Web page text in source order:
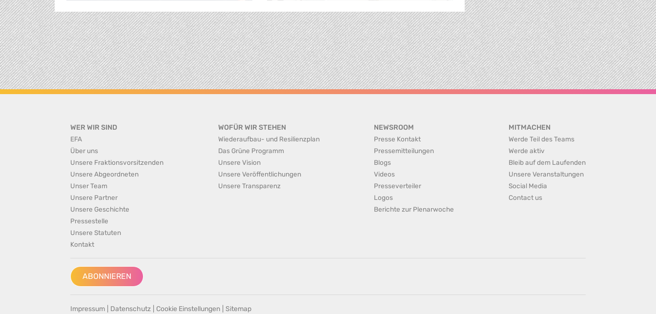
WER WIR SIND
EFA
Über uns
Unsere Fraktionsvorsitzenden
Unsere Abgeordneten
Unser Team
Unsere Partner
Unsere Geschichte
Pressestelle
Unsere Statuten
Kontakt
WOFÜR WIR STEHEN
Wiederaufbau- und Resilienzplan
Das Grüne Programm
Unsere Vision
Unsere Veröffentlichungen
Unsere Transparenz
NEWSROOM
Presse Kontakt
Pressemitteilungen
Blogs
Videos
Presseverteiler
Logos
Berichte zur Plenarwoche
MITMACHEN
Werde Teil des Teams
Werde aktiv
Bleib auf dem Laufenden
Unsere Veranstaltungen
Social Media
Contact us
ABONNIEREN
Impressum Datenschutz Cookie Einstellungen Sitemap